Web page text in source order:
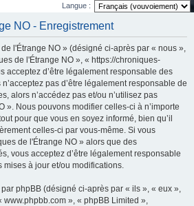
Langue :
NO - Enregistrement
l'Étrange NO » (désigné ci-après par « nous »,
de l'Étrange NO », « https://chroniques-
acceptez d’être légalement responsable des
pas d’être légalement responsable de
alors n’accédez pas et/ou n’utilisez pas
». Nous pouvons modifier celles-ci à n’importe
pour que vous en soyez informé, bien qu’il
celles-ci par vous-même. Si vous
de l'Étrange NO » alors que des
vous acceptez d’être légalement responsable
à jour et/ou modifications.
phpBB (désigné ci-après par « ils », « eux »,
», « phpBB Limited »,